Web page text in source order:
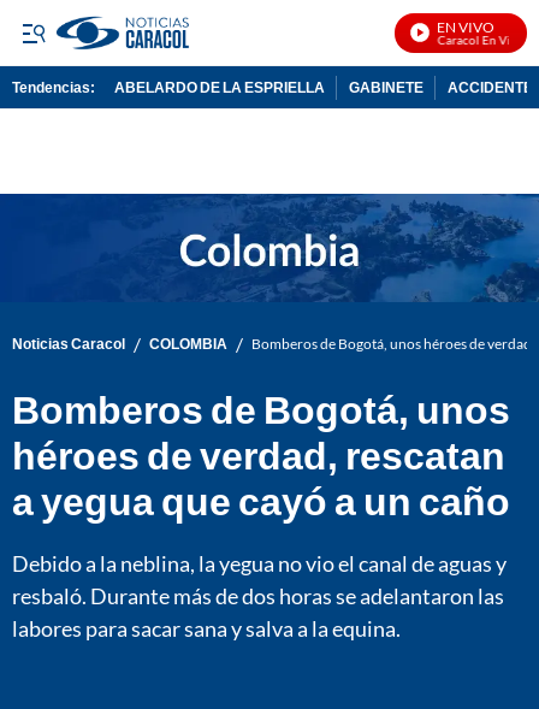
EN VIVO
Noticias Caracol En Vivo
Tendencias: ABELARDO DE LA ESPRIELLA GABINETE ACCIDENTE
Noticias Caracol / COLOMBIA / Bomberos de Bogotá, unos héroes de
Bomberos de Bogotá, unos
héroes de verdad, rescatan
a yegua que cayó a un caño
Debido a la neblina, la yegua no vio el canal de aguas y
resbaló. Durante más de dos horas se adelantaron las
labores para sacar sana y salva a la equina.